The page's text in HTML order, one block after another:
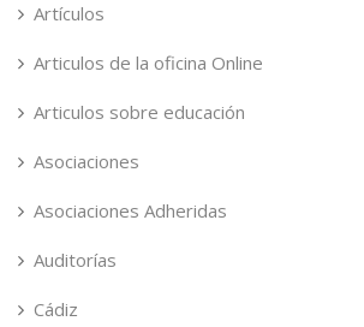
Artículos
Articulos de la oficina Online
Articulos sobre educación
Asociaciones
Asociaciones Adheridas
Auditorías
Cádiz